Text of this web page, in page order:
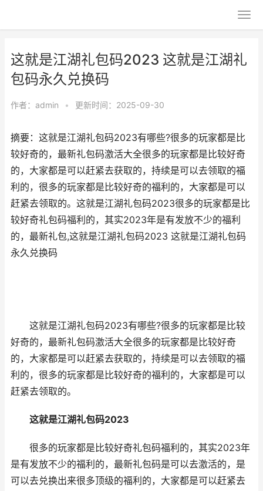
这就是江湖礼包码2023 这就是江湖礼
包码永久兑换码
作者： admin • 更新时间：2025-09-30
摘要：这就是江湖礼包码2023有哪些?很多的玩家都是比
较好奇的，最新礼包码激活大全很多的玩家都是比较好奇
的，大家都是可以赶紧去获取的，持续是可以去领取的福
利的，很多的玩家都是比较好奇的福利的，大家都是可以
赶紧去领取的。这就是江湖礼包码2023很多的玩家都是比
较好奇礼包码福利的，其实2023年是有发放不少的福利
的，最新礼包,这就是江湖礼包码2023 这就是江湖礼包码
永久兑换码
这就是江湖礼包码2023有哪些?很多的玩家都是比较
好奇的，最新礼包码激活大全很多的玩家都是比较好奇
的，大家都是可以赶紧去获取的，持续是可以去领取的福
利的，很多的玩家都是比较好奇的福利的，大家都是可以
赶紧去领取的。
这就是江湖礼包码2023
很多的玩家都是比较好奇礼包码福利的，其实2023年
是有发放不少的福利的，最新礼包码是可以去激活的，是
可以去兑换出来很多顶级的福利的，大家都是可以赶紧去